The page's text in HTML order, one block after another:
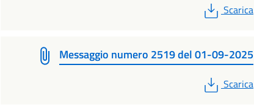
PDF
Scarica
Messaggio numero 2519 del 01-09-2025
PDF
Scarica